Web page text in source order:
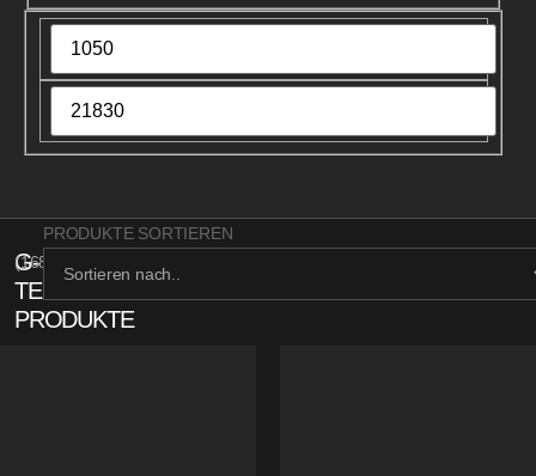
G-
TECH
PRODUKTE
(168
PRODUKTE SORTIEREN